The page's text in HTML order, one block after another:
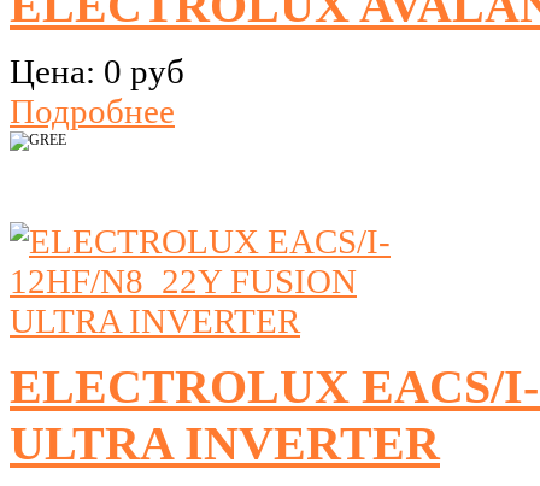
Цена: 0 руб
Подробнее
ELECTROLUX EACS/
ULTRA INVERTER